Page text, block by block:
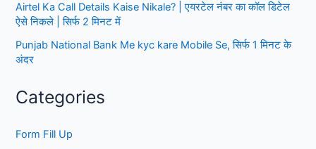
Airtel Ka Call Details Kaise Nikale? | एयरटेल नंबर का कॉल डिटेल
ऐसे निकले | सिर्फ 2 मिनट में
Punjab National Bank Me kyc kare Mobile Se, सिर्फ 1 मिनट के
अंदर
Categories
Form Fill Up